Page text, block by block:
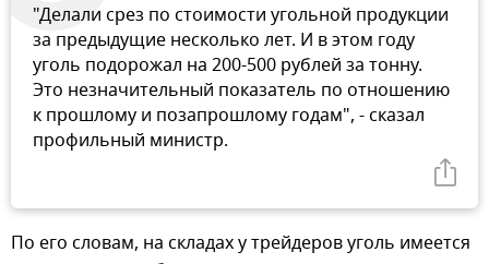
"Делали срез по стоимости угольной продукции
за предыдущие несколько лет. И в этом году
уголь подорожал на 200-500 рублей за тонну.
Это незначительный показатель по отношению
к прошлому и позапрошлому годам", - сказал
профильный министр.
По его словам, на складах у трейдеров уголь имеется